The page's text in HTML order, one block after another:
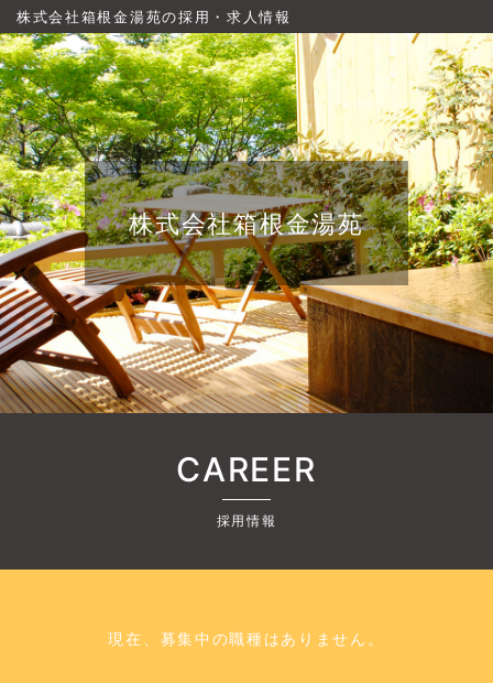
株式会社箱根金湯苑の採用・求人情報
株式会社箱根金湯苑
CAREER
採用情報
現在、募集中の職種はありません。